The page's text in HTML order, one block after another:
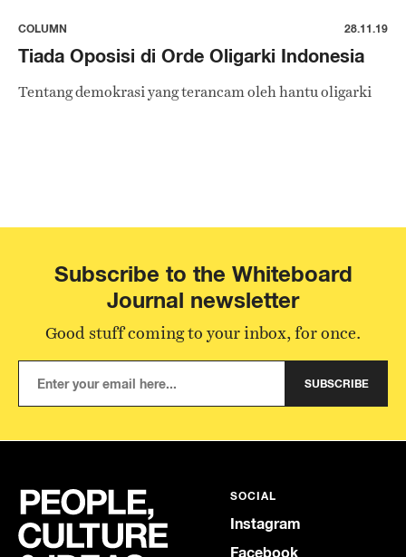
COLUMN 28.11.19
Tiada Oposisi di Orde Oligarki Indonesia
Tentang demokrasi yang terancam oleh hantu oligarki
Subscribe to the Whiteboard
Journal newsletter
Good stuff coming to your inbox, for once.
SUBSCRIBE
SOCIAL
Instagram
Facebook